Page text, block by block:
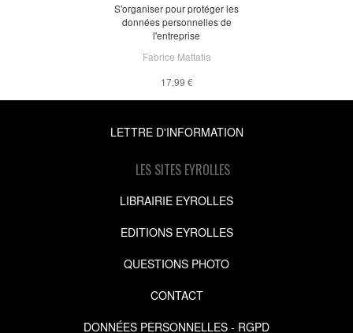
S'organiser pour protéger les
données personnelles de
l'entreprise
Fabrice Mattatia
17,99 €
LETTRE D'INFORMATION
LES SITES EYROLLES
LIBRAIRIE EYROLLES
EDITIONS EYROLLES
QUESTIONS PHOTO
CONTACT
DONNÉES PERSONNELLES - RGPD